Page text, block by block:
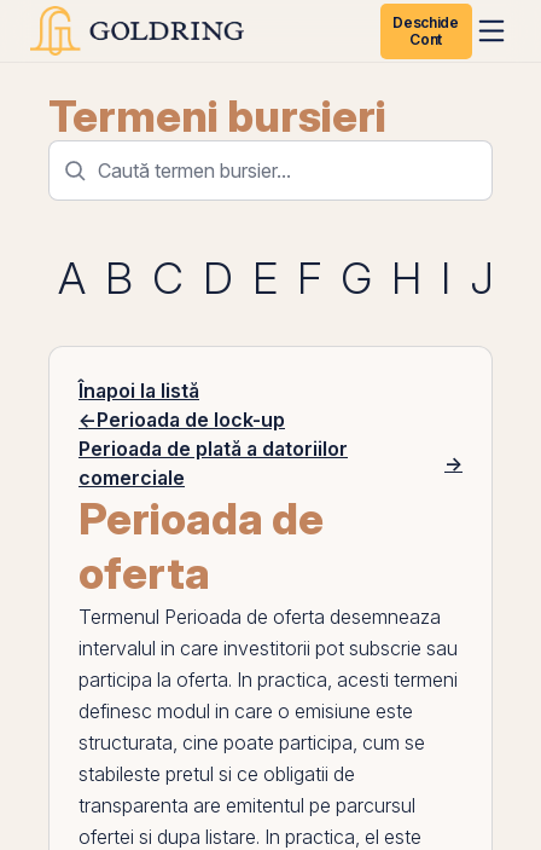
Deschide
Cont
Termeni bursieri
A B C D E F G H I J
Înapoi la listă
←Perioada de lock-up
Perioada de plată a datoriilor
comerciale
→
Perioada de
oferta
Termenul Perioada de oferta desemneaza
intervalul in care investitorii pot subscrie sau
participa la oferta. In practica, acesti termeni
definesc modul in care o emisiune este
structurata, cine poate participa, cum se
stabileste pretul si ce obligatii de
transparenta are emitentul pe parcursul
ofertei si dupa listare. In practica, el este